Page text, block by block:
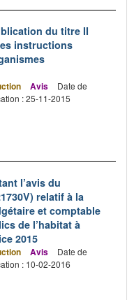
du titre II
instructions
Avis
Date de
: 25-11-2015
l’avis du
relatif à la
et comptable
de l’habitat à
2015
Avis
Date de
: 10-02-2016